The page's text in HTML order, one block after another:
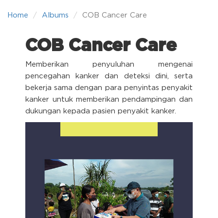
Home Albums COB Cancer Care
COB Cancer Care
Memberikan penyuluhan mengenai
pencegahan kanker dan deteksi dini, serta
bekerja sama dengan para penyintas penyakit
kanker untuk memberikan pendampingan dan
dukungan kepada pasien penyakit kanker.